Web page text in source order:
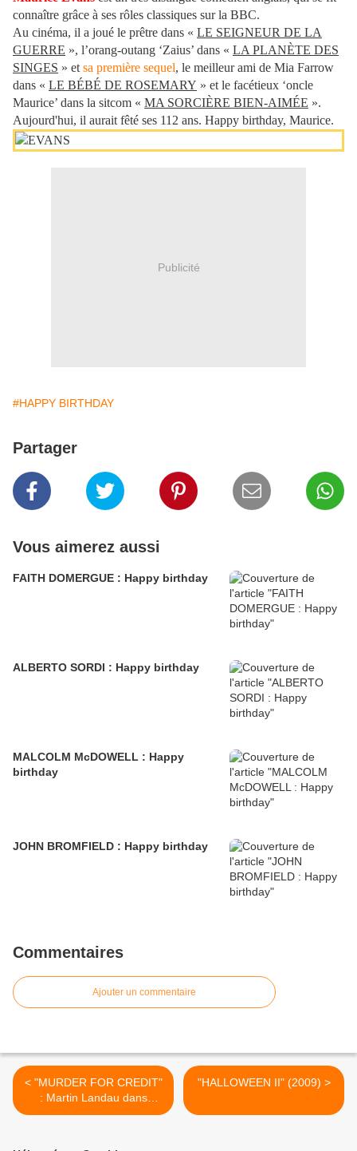
connaître grâce à ses rôles classiques sur la BBC.
Au cinéma, il a joué le prêtre dans « LE SEIGNEUR DE LA
GUERRE », l’orang-outang ‘Zaius’ dans « LA PLANÈTE DES
SINGES » et sa première sequel, le meilleur ami de Mia Farrow
dans « LE BÉBÉ DE ROSEMARY » et le facétieux ‘oncle
Maurice’ dans la sitcom « MA SORCIÈRE BIEN-AIMÉE ».
Aujourd'hui, il aurait fêté ses 112 ans. Happy birthday, Maurice.
Publicité
#HAPPY BIRTHDAY
Partager
Vous aimerez aussi
FAITH DOMERGUE : Happy birthday
ALBERTO SORDI : Happy birthday
MALCOLM McDOWELL : Happy
birthday
JOHN BROMFIELD : Happy birthday
Commentaires
Ajouter un commentaire
< "MURDER FOR CREDIT"
: Martin Landau dans
"Johnny Staccato"
"HALLOWEEN II" (2009) >